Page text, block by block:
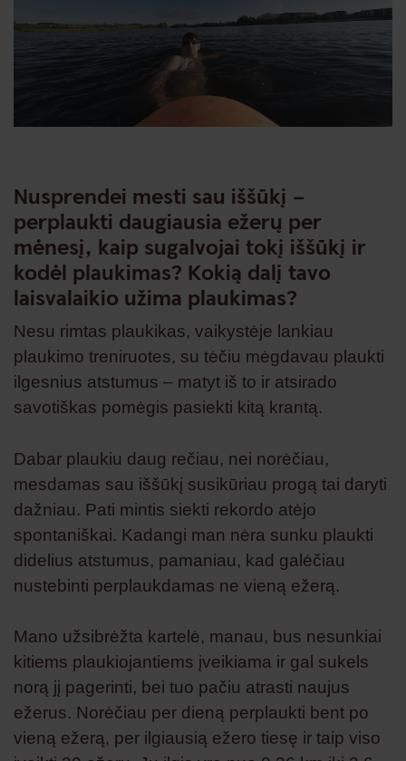
Nusprendei mesti sau iššūkį –
perplaukti daugiausia ežerų per
mėnesį, kaip sugalvojai tokį iššūkį ir
kodėl plaukimas? Kokią dalį tavo
laisvalaikio užima plaukimas?
Nesu rimtas plaukikas, vaikystėje lankiau
plaukimo treniruotes, su tėčiu mėgdavau plaukti
ilgesnius atstumus – matyt iš to ir atsirado
savotiškas pomėgis pasiekti kitą krantą.
Dabar plaukiu daug rečiau, nei norėčiau,
mesdamas sau iššūkį susikūriau progą tai daryti
dažniau. Pati mintis siekti rekordo atėjo
spontaniškai. Kadangi man nėra sunku plaukti
didelius atstumus, pamaniau, kad galėčiau
nustebinti perplaukdamas ne vieną ežerą.
Mano užsibrėžta kartelė, manau, bus nesunkiai
kitiems plaukiojantiems įveikiama ir gal sukels
norą jį pagerinti, bei tuo pačiu atrasti naujus
ežerus. Norėčiau per dieną perplaukti bent po
vieną ežerą, per ilgiausią ežero tiesę ir taip viso